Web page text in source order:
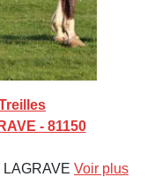
- 81150
Voir plus